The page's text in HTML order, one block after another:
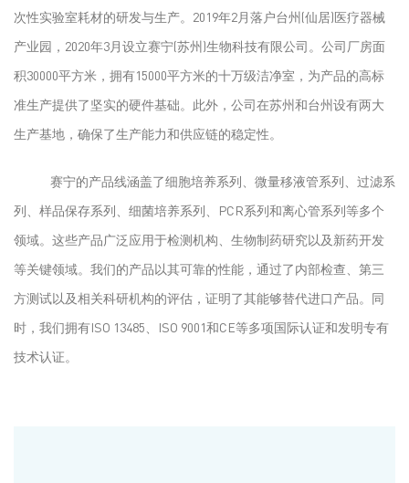
次性实验室耗材的研发与生产。2019年2月落户台州(仙居)医疗器械
产业园，2020年3月设立赛宁(苏州)生物科技有限公司。公司厂房面
积30000平方米，拥有15000平方米的十万级洁净室，为产品的高标
准生产提供了坚实的硬件基础。此外，公司在苏州和台州设有两大
生产基地，确保了生产能力和供应链的稳定性。
赛宁的产品线涵盖了细胞培养系列、微量移液管系列、过滤系
列、样品保存系列、细菌培养系列、PCR系列和离心管系列等多个
领域。这些产品广泛应用于检测机构、生物制药研究以及新药开发
等关键领域。我们的产品以其可靠的性能，通过了内部检查、第三
方测试以及相关科研机构的评估，证明了其能够替代进口产品。同
时，我们拥有ISO 13485、ISO 9001和CE等多项国际认证和发明专有
技术认证。